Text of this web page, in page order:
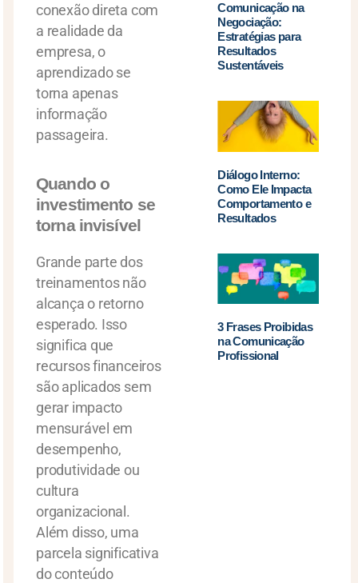
conexão direta com
a realidade da
empresa, o
aprendizado se
torna apenas
informação
passageira.
Quando o
investimento se
torna invisível
Grande parte dos
treinamentos não
alcança o retorno
esperado. Isso
significa que
recursos financeiros
são aplicados sem
gerar impacto
mensurável em
desempenho,
produtividade ou
cultura
organizacional.
Além disso, uma
parcela significativa
do conteúdo
Comunicação na
Negociação:
Estratégias para
Resultados
Sustentáveis
Diálogo Interno:
Como Ele Impacta
Comportamento e
Resultados
3 Frases Proibidas
na Comunicação
Profissional